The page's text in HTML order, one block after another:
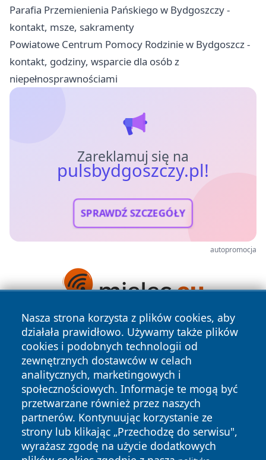
Parafia Przemienienia Pańskiego w Bydgoszczy -
kontakt, msze, sakramenty
Powiatowe Centrum Pomocy Rodzinie w Bydgoszcz -
kontakt, godziny, wsparcie dla osób z
niepełnosprawnościami
Zareklamuj się na
pulsbydgoszczy.pl!
SPRAWDŹ SZCZEGÓŁY
autopromocja
Nasza strona korzysta z plików cookies, aby
działała prawidłowo. Używamy także plików
cookies i podobnych technologii od
zewnętrznych dostawców w celach
analitycznych, marketingowych i
społecznościowych. Informacje te mogą być
przetwarzane również przez naszych
partnerów. Kontynuując korzystanie ze
strony lub klikając „Przechodzę do serwisu",
wyrażasz zgodę na użycie dodatkowych
Copyright © 2026 pulsbydgoszczy.pl Wszystkie prawa
zastrzeżone.
News Autorzy
Polityka
Polityka